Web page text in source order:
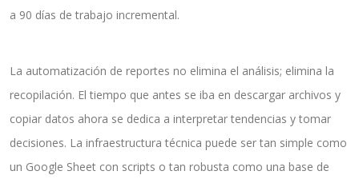
a 90 días de trabajo incremental.
La automatización de reportes no elimina el análisis; elimina la
recopilación. El tiempo que antes se iba en descargar archivos y
copiar datos ahora se dedica a interpretar tendencias y tomar
decisiones. La infraestructura técnica puede ser tan simple como
un Google Sheet con scripts o tan robusta como una base de